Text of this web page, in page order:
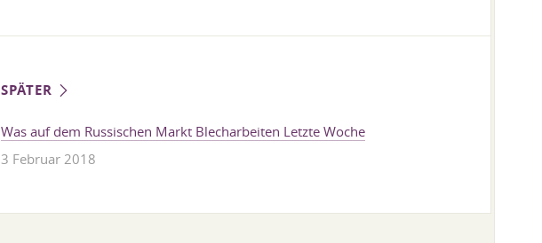
SPÄTER
Was auf dem Russischen Markt Blecharbeiten Letzte Woche
3 Februar 2018